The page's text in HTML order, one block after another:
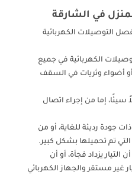
في الشارقة
التوصيلات الكهربائية
الكهربائية في جميع
أو أضواء وثريات في السقف
إما من إجراء اتصال
جودة رديئة للغاية، أو من
تم تحميلها بشكل كبير.
التيار يزداد فجأة، أو أن
غير مستقر والجهاز الكهربائي